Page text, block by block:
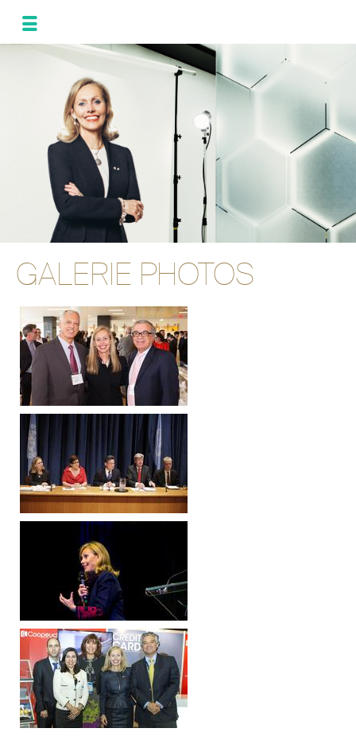
MONIQUE
LEROUX
ACTUALITÉS
ET NOUVEAUTÉS
PROGRAMME
POUR L’ALLIANCE
GALERIE
PHOTOS
ESP
GALERIE PHOTOS